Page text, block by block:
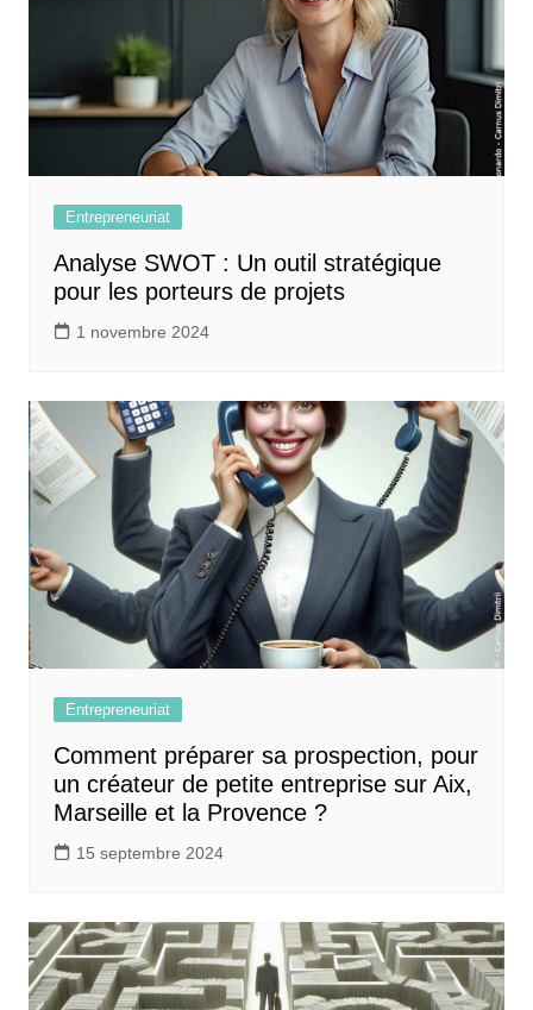
Entrepreneuriat
Analyse SWOT : Un outil stratégique
pour les porteurs de projets
1 novembre 2024
Entrepreneuriat
Comment préparer sa prospection, pour
un créateur de petite entreprise sur Aix,
Marseille et la Provence ?
15 septembre 2024